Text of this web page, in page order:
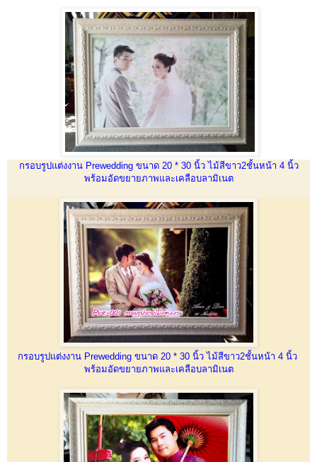
กรอบรูปแต่งงาน Prewedding ขนาด 20 * 30 นิ้ว ไม้สีขาว2ชั้นหน้า 4 นิ้ว
พร้อมอัดขยายภาพและเคลือบลามิเนต
กรอบรูปแต่งงาน Prewedding ขนาด 20 * 30 นิ้ว ไม้สีขาว2ชั้นหน้า 4 นิ้ว
พร้อมอัดขยายภาพและเคลือบลามิเนต